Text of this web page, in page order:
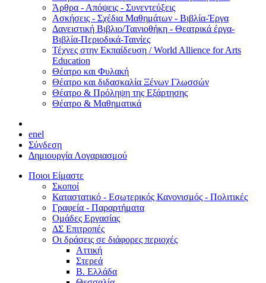
Άρθρα - Απόψεις - Συνεντεύξεις
Ασκήσεις - Σχέδια Μαθημάτων - Βιβλία-Έργα
Δανειστική Βιβλιο/Ταινιοθήκη - Θεατρικά έργα-
Βιβλία-Περιοδικά-Ταινίες
Τέχνες στην Εκπαίδευση / World Allience for Arts
Education
Θέατρο και Φυλακή
Θέατρο και διδασκαλία Ξένων Γλωσσών
Θέατρο & Πρόληψη της Εξάρτησης
Θέατρο & Μαθηματικά
enel
Σύνδεση
Δημιουργία Λογαριασμού
Ποιοι Είμαστε
Σκοποί
Καταστατικό - Εσωτερικός Κανονισμός - Πολιτικές
Γραφεία - Παραρτήματα
Ομάδες Εργασίας
ΔΣ Επιτροπές
Οι δράσεις σε διάφορες περιοχές
Αττική
Στερεά
Β. Ελλάδα